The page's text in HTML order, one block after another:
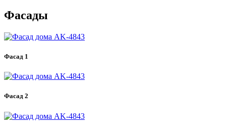
Фасады
Фасад 1
Фасад 2